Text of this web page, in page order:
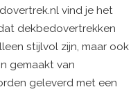
vind je het
dekbedovertrekken
stijlvol zijn, maar ook
gemaakt van
geleverd met een